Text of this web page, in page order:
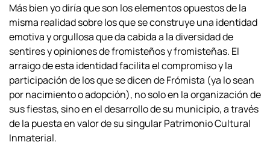
Más bien yo diría que son los elementos opuestos de la
misma realidad sobre los que se construye una identidad
emotiva y orgullosa que dacabida a la diversidad de
sentires y opiniones de fromisteños y fromisteñas. El
arraigode esta identidad facilita el compromiso y la
participación de los que se dicen deFrómista (ya lo sean
por nacimiento o adopción), no solo en la organización de
susfiestas, sino en el desarrollo de su municipio, a través
de la puesta en valor de su singular Patrimonio Cultural
Inmaterial.